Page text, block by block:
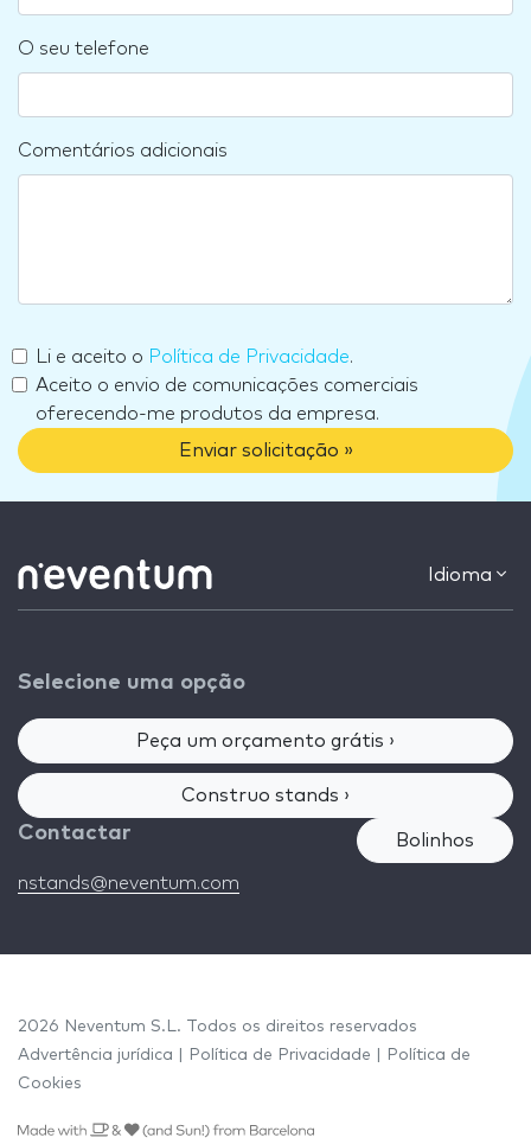
O seu telefone
Comentários adicionais
Li e aceito o Política de Privacidade.
Aceito o envio de comunicações comerciais
oferecendo-me produtos da empresa.
Enviar solicitação »
Idioma
Selecione uma opção
Peça um orçamento grátis ›
Construo stands ›
Contactar
nstands@neventum.com
Bolinhos
2026 Neventum S.L. Todos os direitos reservados
Advertência jurídica
Política de Privacidade
Política de
Cookies